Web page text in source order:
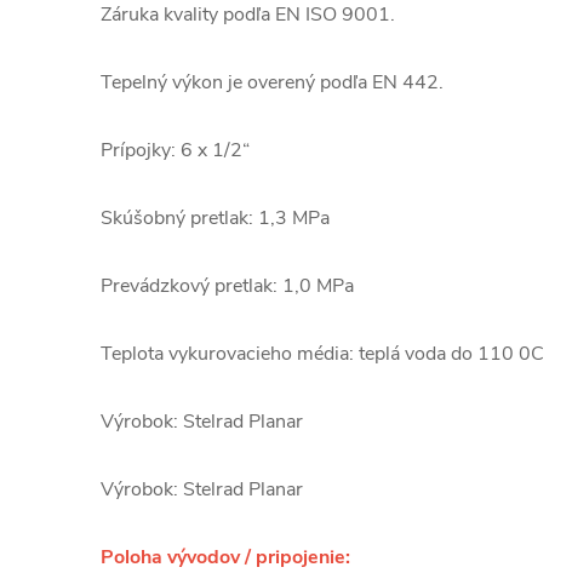
Záruka kvality podľa EN ISO 9001.
Tepelný výkon je overený podľa EN 442.
Prípojky: 6 x 1/2“
Skúšobný pretlak: 1,3 MPa
Prevádzkový pretlak: 1,0 MPa
Teplota vykurovacieho média: teplá voda do 110 0C
Výrobok: Stelrad Planar
Výrobok: Stelrad Planar
Poloha vývodov / pripojenie: